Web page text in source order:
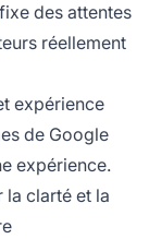
des attentes
réellement
expérience
de Google
expérience.
la clarté et la